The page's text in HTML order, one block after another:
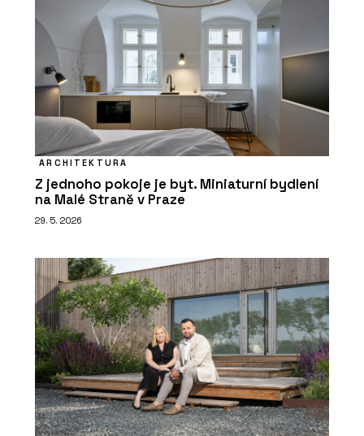
ARCHITEKTURA
Z jednoho pokoje je byt. Miniaturní bydlení
na Malé Straně v Praze
29. 5. 2026